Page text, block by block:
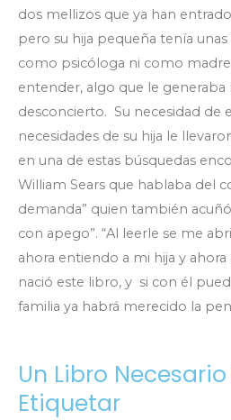
dos mellizos que ya han
pero su hija pequeña tenía
como psicóloga ni como madre
entender, algo que le generaba
desconcierto. Su necesidad de
necesidades de su hija le
en una de estas búsquedas
William Sears que hablaba del
demanda” quien también
con apego”. “Al leerle se me
ahora entiendo a mi hija y
nació este libro, y si con él
familia ya habrá merecido la
Un Libro
Etiquetar